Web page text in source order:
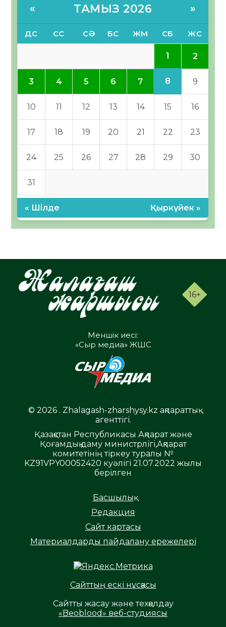
« ТАМЫЗ 2026 »
ДС СС СӘ БС ЖМ СБ ЖС
1 2
3 4 5 6 7 8 9
10 11 12 13 14 15 16
17 18 19 20 21 22 23
24 25 26 27 28 29 30
31
« Шілде Қыркүйек »
16+
Меншік иесі:
«Сыр медиа» ЖШС
© 2026 . Zhalagash-zharshysy.kz ақпараттық
агенттігі.
Қазақстан Республикасы Ақпарат және
Қоғамдық даму министрлігі,Ақпарат
комитетінің тіркеу туралы №
KZ91VPY00052420 куәлігі 21.07.2022 жылы
берілген
Басшылық
Редакция
Сайт картасы
Материалдарды пайдалану ережелері
Сайттың ескі нұсқасы
Сайтты жасау және техқолдау
«Beoblood» веб-студиясы